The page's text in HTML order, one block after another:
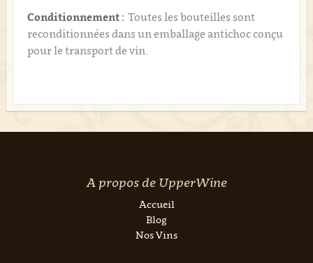
Conditionnement : Toutes les bouteilles sont
reconditionnées dans un emballage antichoc conçu
pour le transport de vin.
A propos de UpperWine
Accueil
Blog
Nos Vins